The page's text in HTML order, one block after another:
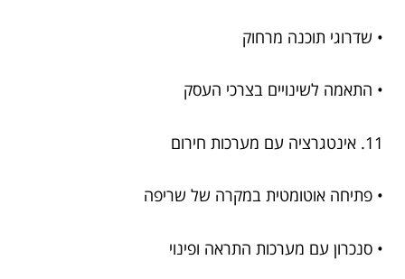
• שדרוגי תוכנה מרחוק
• התאמה לשינויים בצרכי העסק
11. אינטגרציה עם מערכות חירום
• פתיחה אוטומטית במקרה של שריפה
• סנכרון עם מערכות התראה ופינוי